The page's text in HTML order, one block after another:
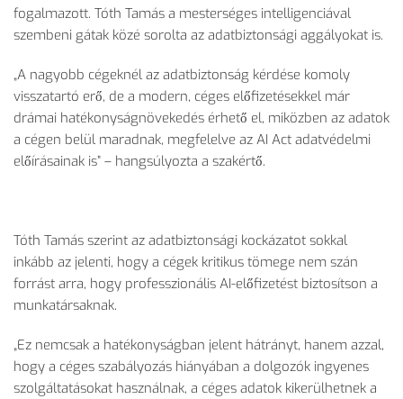
fogalmazott. Tóth Tamás a mesterséges intelligenciával
szembeni gátak közé sorolta az adatbiztonsági aggályokat is.
„A nagyobb cégeknél az adatbiztonság kérdése komoly
visszatartó erő, de a modern, céges előfizetésekkel már
drámai hatékonyságnövekedés érhető el, miközben az adatok
a cégen belül maradnak, megfelelve az AI Act adatvédelmi
előírásainak is” – hangsúlyozta a szakértő.
Tóth Tamás szerint az adatbiztonsági kockázatot sokkal
inkább az jelenti, hogy a cégek kritikus tömege nem szán
forrást arra, hogy professzionális AI-előfizetést biztosítson a
munkatársaknak.
„Ez nemcsak a hatékonyságban jelent hátrányt, hanem azzal,
hogy a céges szabályozás hiányában a dolgozók ingyenes
szolgáltatásokat használnak, a céges adatok kikerülhetnek a